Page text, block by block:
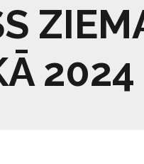
2024